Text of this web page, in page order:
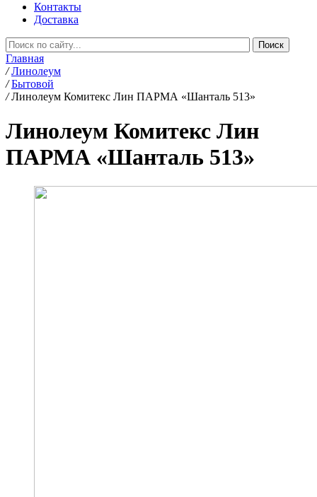
Контакты
Доставка
Главная
/ Линолеум
/ Бытовой
/ Линолеум Комитекс Лин ПАРМА «Шанталь 513»
Линолеум Комитекс Лин
ПАРМА «Шанталь 513»